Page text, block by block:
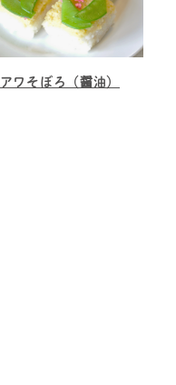
アワそぼろ（醤油）